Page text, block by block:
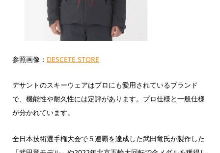
参照画像： DESCETE STORE
デサントのスキーウェアはプロにも愛用されているブランド
で、機能性や耐久性には定評があります。プロ仕様と一般仕様
が分かれています。
全日本技術選手権大会で５連覇を達成した武田竜氏が製作した